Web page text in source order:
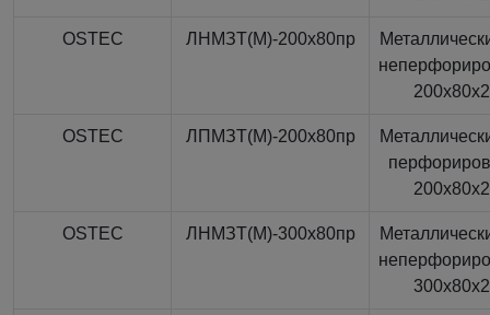
OSTEC ЛНМЗТ(М)-200x80пр
OSTEC ЛПМЗТ(М)-200x80пр
OSTEC ЛНМЗТ(М)-300x80пр